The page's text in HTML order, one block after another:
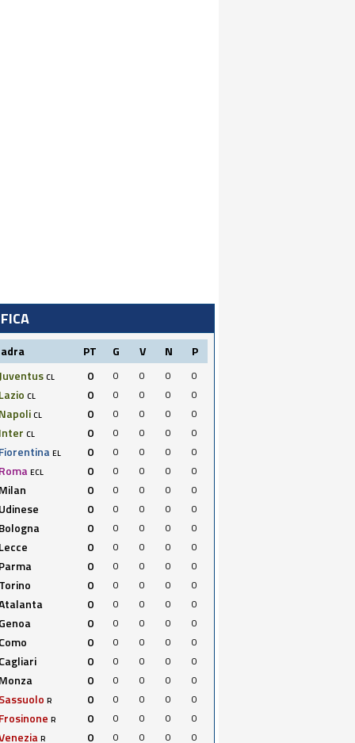
PT G V N
P
CL 0 0 0 0 0
CL 0 0 0 0 0
CL 0 0 0 0 0
CL 0 0 0 0 0
EL 0 0 0 0 0
ECL 0 0 0 0 0
0 0 0 0 0
0 0 0 0 0
0 0 0 0 0
0 0 0 0 0
0 0 0 0 0
0 0 0 0 0
0 0 0 0 0
0 0 0 0 0
0 0 0 0 0
0 0 0 0 0
0 0 0 0 0
R 0 0 0 0 0
R 0 0 0 0 0
R 0 0 0 0 0